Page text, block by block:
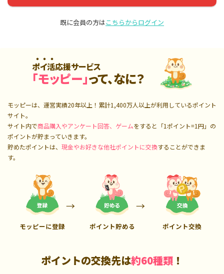
既に会員の方はこちらからログイン
ポイ活応援サービス
「モッピー」って、なに？
モッピーは、運営実績20年以上！累計1,400万人以上が利用しているポイント
サイト。
サイト内で商品購入やアンケート回答、ゲームをすると「1ポイント=1円」の
ポイントが貯まっていきます。
貯めたポイントは、 現金やお好きな他社ポイントに交換することができま
す。
モッピーに登録 ポイント貯める ポイント交換
ポイントの交換先は約60種類 ！